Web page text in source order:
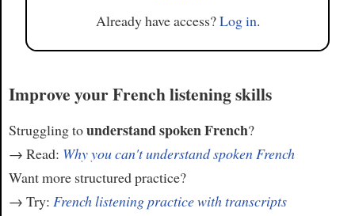
Already have access?Log in.
Improve your French listening skills
Struggling tounderstand spoken French?
→ Read: Why you can't understand spoken French
Want more structured practice?
→ Try: French listening practice with transcripts